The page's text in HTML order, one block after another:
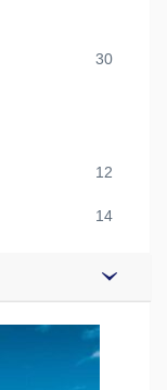
30
12
14